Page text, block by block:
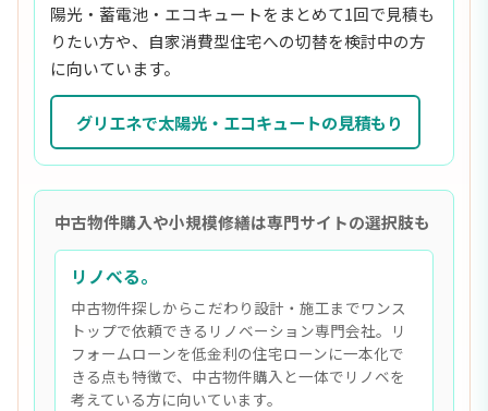
陽光・蓄電池・エコキュートをまとめて1回で見積も
りたい方や、自家消費型住宅への切替を検討中の方
に向いています。
グリエネで太陽光・エコキュートの見積もり
中古物件購入や小規模修繕は専門サイトの選択肢も
リノべる。
中古物件探しからこだわり設計・施工までワンス
トップで依頼できるリノベーション専門会社。リ
フォームローンを低金利の住宅ローンに一本化で
きる点も特徴で、中古物件購入と一体でリノベを
考えている方に向いています。